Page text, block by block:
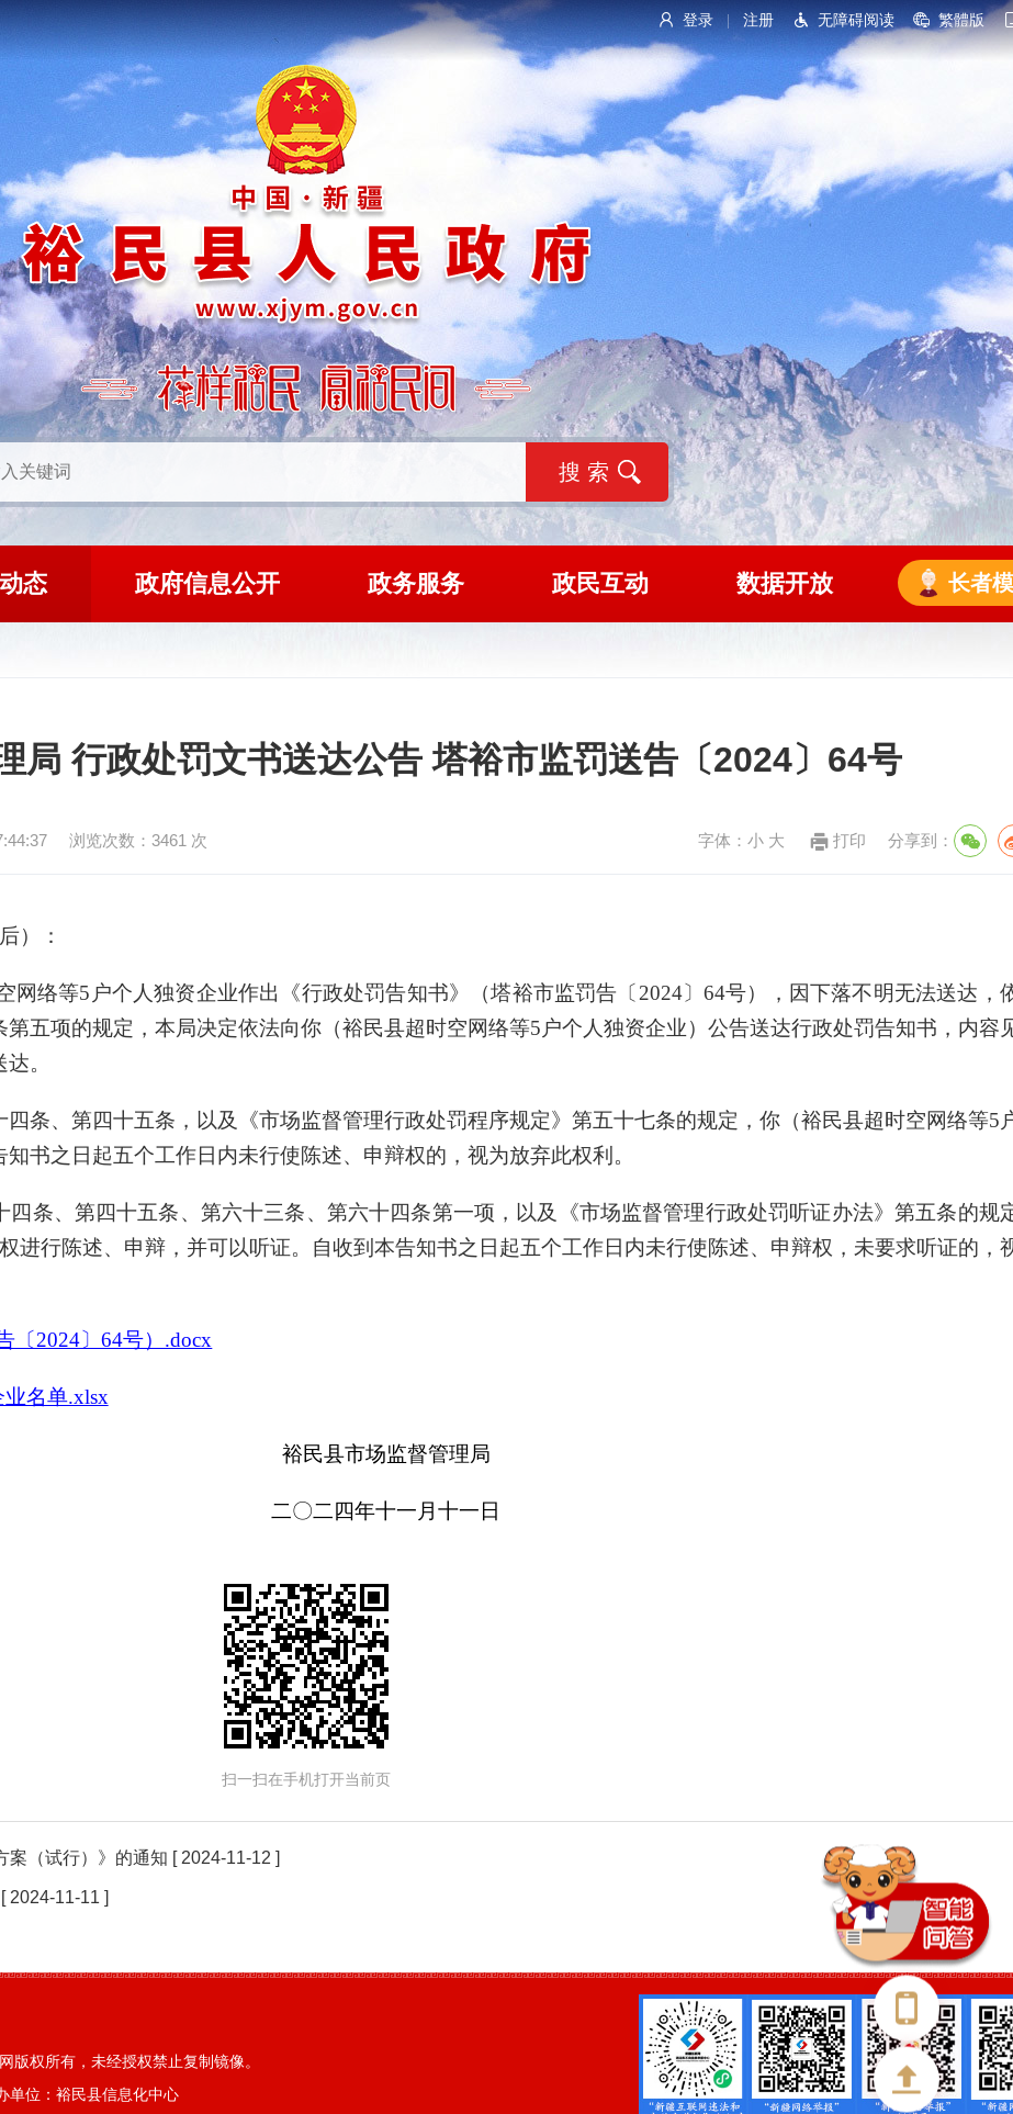
登录 注册 无障碍阅读 繁體版
态 政府信息公开 政务服务 政民互动 数据开放 长者
局 行政处罚文书送达公告 塔裕市监罚送告〔2024〕64号
浏览次数： 3461 次 字体： 小 大 打印 分享到：
）：
网络等5户个人独资企业作出《行政处罚告知书》（塔裕市监罚告〔2024〕64号），因下落不明无法送达，
第五项的规定，本局决定依法向你（裕民县超时空网络等5户个人独资企业）公告送达行政处罚告知书，内容
。
条、第四十五条，以及《市场监督管理行政处罚程序规定》第五十七条的规定，你（裕民县超时空网络等5
书之日起五个工作日内未行使陈述、申辩权的，视为放弃此权利。
四条、第四十五条、第六十三条、第六十四条第一项 ，以及《市场监督管理行政处罚听证办法》第五条的规
进行陈述、申辩 ，并可以听证。自收到本告知书之日起五个工作日内未行使陈述、申辩权 ，未要求听证的，
〔2024〕64号）.docx
名单.xlsx
裕民县市场监督管理局
二〇二四年十一月十一日
扫一扫在手机打开当前页
案（试行）》的通知 [ 2024-11-12 ]
[ 2024-11-11 ]
权所有，未经授权禁止复制镜像。
位：裕民县信息化中心